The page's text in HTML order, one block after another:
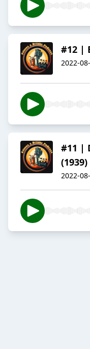
#12 |
2022-
#11 |
(1939)
2022-